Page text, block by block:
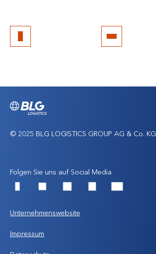
Zum
© 2025 BLG LOGISTICS GROUP AG & Co. KG
Folgen Sie uns auf Social Media
FacebookLinkedInInstagram
Xing YouTube
Unternehmenswebsite
Impressum